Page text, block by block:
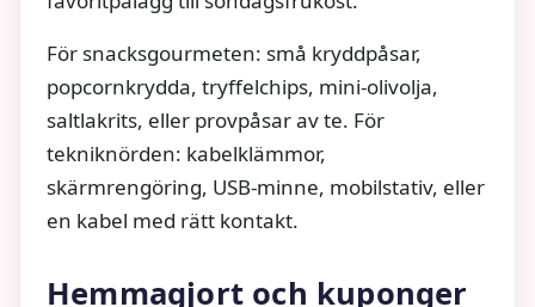
För snacksgourmeten: små kryddpåsar,
popcornkrydda, tryffelchips, mini-olivolja,
saltlakrits, eller provpåsar av te. För
tekniknörden: kabelklämmor,
skärmrengöring, USB-minne, mobilstativ, eller
en kabel med rätt kontakt.
Hemmagjort och kuponger